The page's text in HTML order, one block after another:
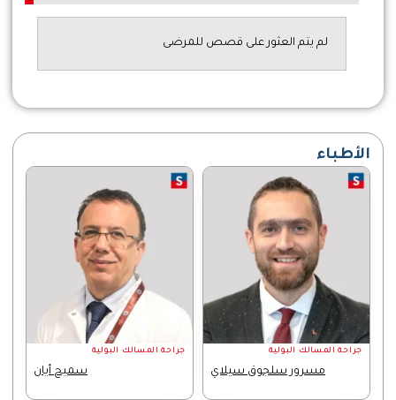
لم يتم العثور على قصص للمرضى
الأطباء
جراحة المسالك البولية
مسرور سلجوق سيلاي
جراحة المسالك البولية
سميح أيان